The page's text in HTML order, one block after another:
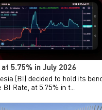
5.75% in July 2026
(BI) decided to hold its
Rate, at 5.75% in t...